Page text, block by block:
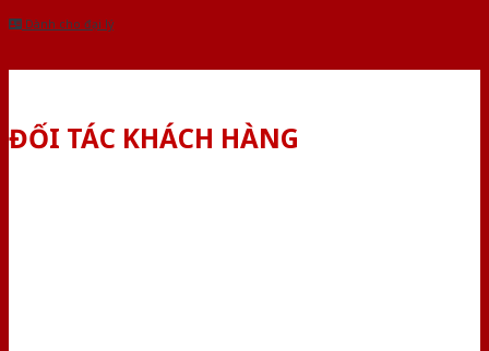
Dành cho đại lý
ĐỐI TÁC KHÁCH HÀNG